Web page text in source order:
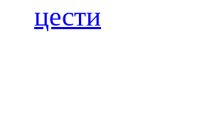
цести